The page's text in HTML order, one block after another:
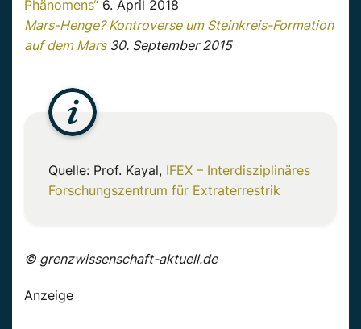
Phänomens“ 6. April 2018
Mars-Henge? Kontroverse um Steinkreis-Formation
auf dem Mars30. September 2015
Quelle: Prof. Kayal, IFEX – Interdisziplinäres
Forschungszentrum für Extraterrestrik
© grenzwissenschaft-aktuell.de
Anzeige